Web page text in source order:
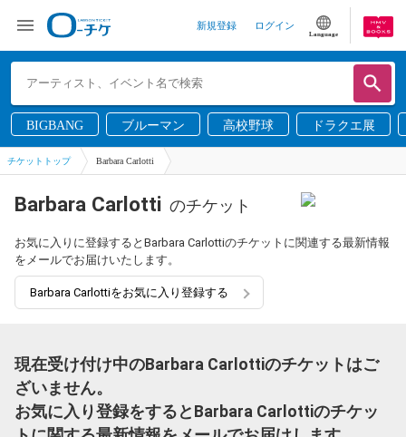
新規登録 ログイン
Language
BIGBANG ブルーマン 高校野球 ドラクエ展
チケットトップ Barbara Carlotti
Barbara Carlotti のチケット
お気に入りに登録するとBarbara Carlottiのチケットに関連する最新情報
をメールでお届けいたします。
Barbara Carlottiをお気に入り登録する
現在受け付け中のBarbara Carlottiのチケットはご
ざいません。
お気に入り登録をするとBarbara Carlottiのチケッ